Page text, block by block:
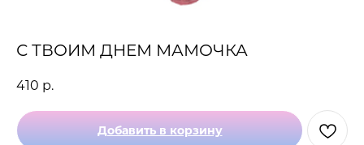
С ТВОИМ ДНЕМ МАМОЧКА
410 р.
Добавить в корзину